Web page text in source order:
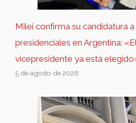
Milei confirma su candidatura
presidenciales en Argentina:
vicepresidente ya está
5 de agosto de 2026